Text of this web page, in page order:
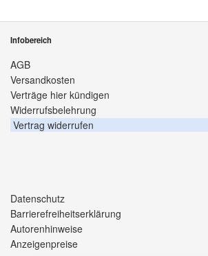
Infobereich
AGB
Versandkosten
Verträge hier kündigen
Widerrufsbelehrung
Vertrag widerrufen
Datenschutz
Barrierefreiheitserklärung
Autorenhinweise
Anzeigenpreise